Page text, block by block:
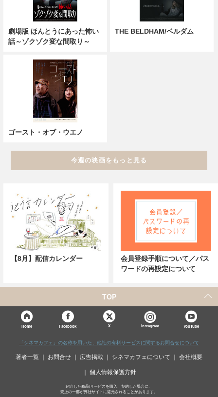
劇場版 ほんとうにあった怖い
話～ゾクゾク変な間取り～
THE BELDHAM/ベルダム
ゴースト・オブ・ウエノ
今週の映画をもっと見る
【8月】配信カレンダー
会員登録手順について／パス
ワードの再設定について
TOP
Home Facebook X Instagram YouTube
「シネマカフェ」の名称を用いた、他社の有料サービスに関するお問合せについて
著者一覧 お問合せ 広告掲載 シネマカフェについて 会社概要
個人情報保護方針
紹介した商品/サービスを購入、契約した場合に、
売上の一部が弊社サイトに還元されることがあります。